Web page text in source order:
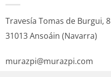
Travesía Tomas de Burgui, 8
31013 Ansoáin (Navarra)
murazpi@murazpi.com